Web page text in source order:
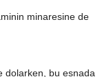
minaresine de
dolarken, bu esnada